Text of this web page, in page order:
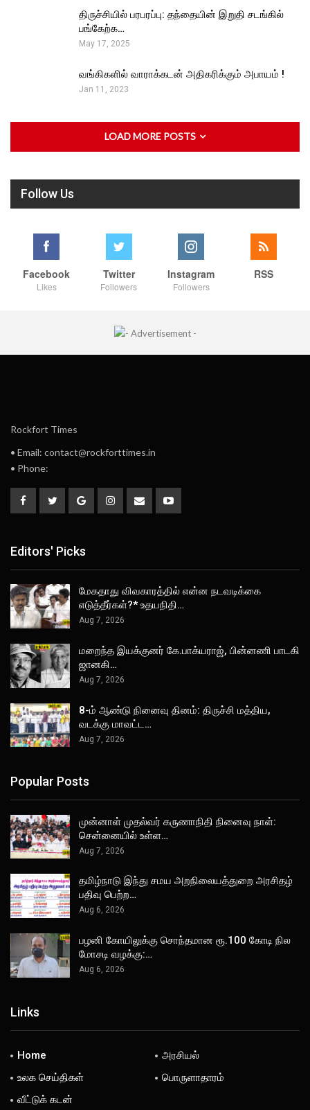
திருச்சியில் பரபரப்பு: தந்தையின் இறுதி சடங்கில்
பங்கேற்க…
May 17, 2025
வங்கிகளில் வாராக்கடன் அதிகரிக்கும் அபாயம் !
Jan 11, 2023
LOAD MORE POSTS
Follow Us
Facebook
Likes
Twitter
Followers
Instagram
Followers
RSS
Rockfort Times
• Email: contact@rockforttimes.in
• Phone:
Editors' Picks
மேகதாது விவகாரத்தில் என்ன நடவடிக்கை
எடுத்தீர்கள்?* உதயநிதி…
Aug 7, 2026
மறைந்த இயக்குனர் கே.பாக்யராஜ், பின்னணி பாடகி
ஜானகி…
Aug 7, 2026
8-ம் ஆண்டு நினைவு தினம்: திருச்சி மத்திய,
வடக்கு மாவட்ட…
Aug 7, 2026
Popular Posts
முன்னாள் முதல்வர் கருணாநிதி நினைவு நாள்:
சென்னையில் உள்ள…
Aug 7, 2026
தமிழ்நாடு இந்து சமய அறநிலையத்துறை அரசிதழ்
பதிவு பெற்ற…
Aug 6, 2026
பழனி கோயிலுக்கு சொந்தமான ரூ.100 கோடி நில
மோசடி வழக்கு:…
Aug 6, 2026
Links
Home
அரசியல்
உலக செய்திகள்
பொருளாதாரம்
வீட்டுக் கடன்